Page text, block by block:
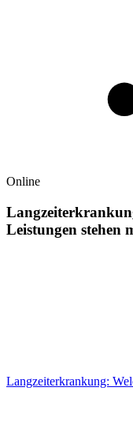
Online
Leistungen stehen
Langzeiterkrankung: